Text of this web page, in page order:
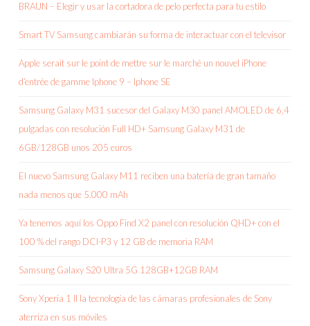
BRAUN – Elegir y usar la cortadora de pelo perfecta para tu estilo
Smart TV Samsung cambiarán su forma de interactuar con el televisor
Apple serait sur le point de mettre sur le marché un nouvel iPhone
d’entrée de gamme Iphone 9 – Iphone SE
Samsung Galaxy M31 sucesor del Galaxy M30 panel AMOLED de 6,4
pulgadas con resolución Full HD+ Samsung Galaxy M31 de
6GB/128GB unos 205 euros
El nuevo Samsung Galaxy M11 reciben una batería de gran tamaño
nada menos que 5.000 mAh
Ya tenemos aquí los Oppo Find X2 panel con resolución QHD+ con el
100 % del rango DCI-P3 y 12 GB de memoria RAM
Samsung Galaxy S20 Ultra 5G 128GB+12GB RAM
Sony Xperia 1 II la tecnología de las cámaras profesionales de Sony
aterriza en sus móviles